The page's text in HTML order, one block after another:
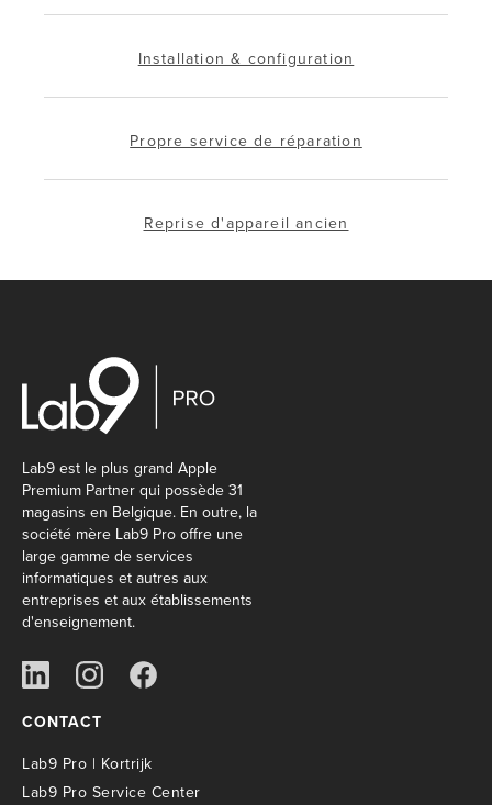
Installation & configuration
Propre service de réparation
Reprise d'appareil ancien
Lab9 est le plus grand Apple
Premium Partner qui possède 31
magasins en Belgique. En outre, la
société mère Lab9 Pro offre une
large gamme de services
informatiques et autres aux
entreprises et aux établissements
d'enseignement.
CONTACT
Lab9 Pro | Kortrijk
Lab9 Pro Service Center